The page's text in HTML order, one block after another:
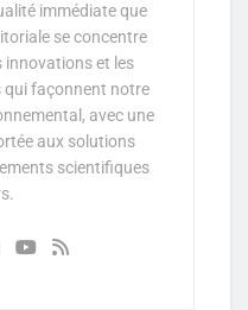
immédiate que
se concentre
innovations et les
qui façonnent notre
avec une
aux solutions
scientifiques